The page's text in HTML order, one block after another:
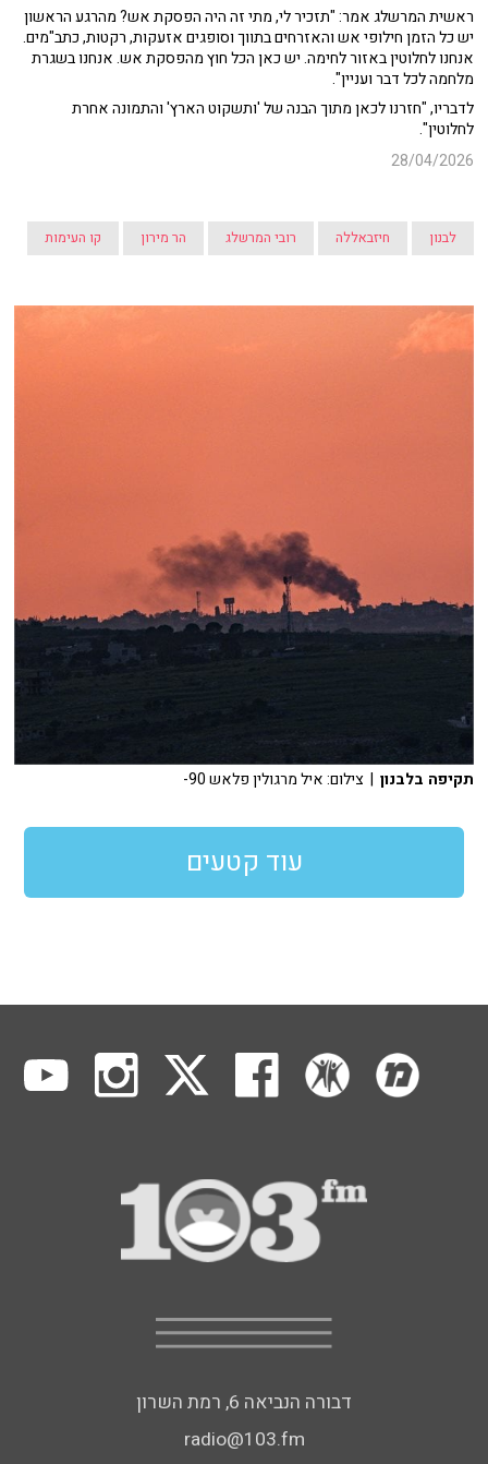
ראשית המרשלג אמר: "תזכיר לי, מתי זה היה הפסקת אש? מהרגע הראשון
יש כל הזמן חילופי אש והאזרחים בתווך וסופגים אזעקות, רקטות, כתב"מים.
אנחנו לחלוטין באזור לחימה. יש כאן הכל חוץ מהפסקת אש. אנחנו בשגרת
מלחמה לכל דבר ועניין".
לדבריו, "חזרנו לכאן מתוך הבנה של 'ותשקוט הארץ' והתמונה אחרת
לחלוטין".
28/04/2026
לבנון חיזבאללה רובי המרשלג הר מירון קו העימות
תקיפה בלבנון | צילום: איל מרגולין פלאש 90-
עוד קטעים
דבורה הנביאה 6, רמת השרון
radio@103.fm